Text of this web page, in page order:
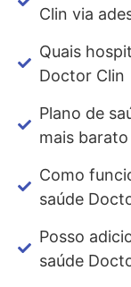
Clin via
Quais
Doctor Clin
Plano de
mais
Como
saúde
Posso
saúde